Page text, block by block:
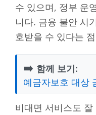
수 있으며, 정부 운
니다. 금융 불안 시
호받을 수 있다는
➡️ 함께 보기:
예금자보호 대상
비대면 서비스도